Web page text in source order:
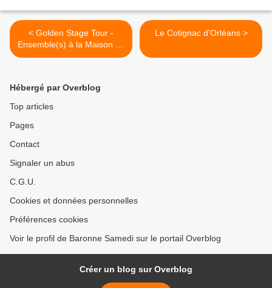
< Golden Stage Tour -
Ensemble(s) à la Maison de
la Danse de Lyon
Le Cotignac d'Orléans >
Hébergé par Overblog
Top articles
Pages
Contact
Signaler un abus
C.G.U.
Cookies et données personnelles
Préférences cookies
Voir le profil de Baronne Samedi sur le portail Overblog
Créer un blog sur Overblog